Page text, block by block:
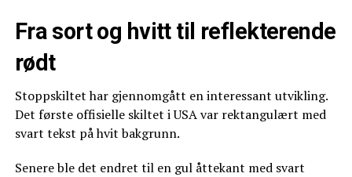
Fra sort og hvitt til reflekterende
rødt
Stoppskiltet har gjennomgått en interessant utvikling.
Det første offisielle skiltet i USA var rektangulært med
svart tekst på hvit bakgrunn.
Senere ble det endret til en gul åttekant med svart